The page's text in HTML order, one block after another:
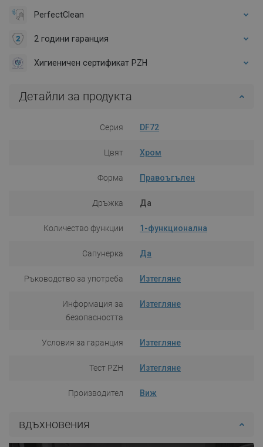
PerfectClean
2 години гаранция
Хигиеничен сертификат PZH
Детайли за продукта
Серия DF72
Цвят Хром
Форма Правоъгълен
Дръжка Да
Количество функции 1-функционална
Сапунерка Да
Ръководство за употреба Изтегляне
Информация за
безопасността
Изтегляне
Условия за гаранция Изтегляне
Тест PZH Изтегляне
Производител Виж
вдъхновения